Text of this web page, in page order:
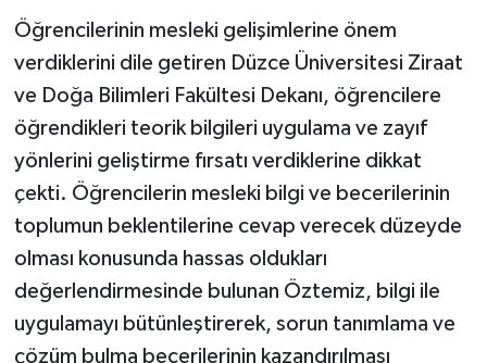
Öğrencilerinin mesleki gelişimlerine önem
verdiklerini dile getiren Düzce Üniversitesi Ziraat
ve Doğa Bilimleri Fakültesi Dekanı, öğrencilere
öğrendikleri teorik bilgileri uygulama ve zayıf
yönlerini geliştirme fırsatı verdiklerine dikkat
çekti. Öğrencilerin mesleki bilgi ve becerilerinin
toplumun beklentilerine cevap verecek düzeyde
olması konusunda hassas oldukları
değerlendirmesinde bulunan Öztemiz, bilgi ile
uygulamayı bütünleştirerek, sorun tanımlama ve
çözüm bulma becerilerinin kazandırılması